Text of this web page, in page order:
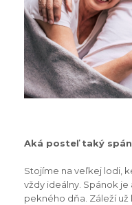
Aká posteľ taký
Stojíme na veľkej lodi,
vždy ideálny. Spánok
pekného dňa. Záleží